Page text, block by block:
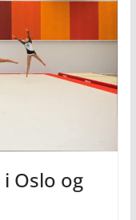
Oslo og